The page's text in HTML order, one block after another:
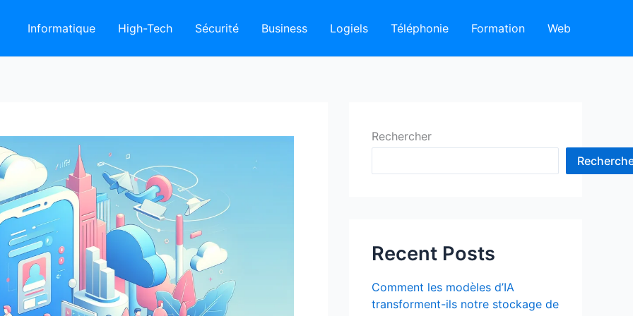
Informatique High-Tech Sécurité Business Logiels Téléphonie Formation Web
Rechercher
Recent Posts
Comment les modèles d’IA
transforment-ils notre stockage de